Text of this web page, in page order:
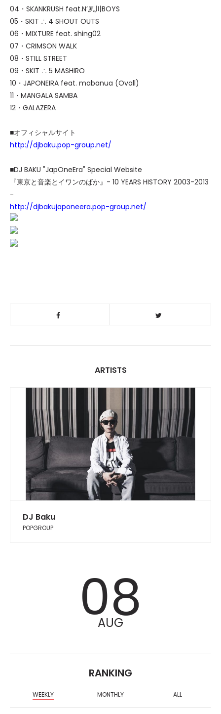
04・SKANKRUSH feat.N’夙川BOYS
05・SKIT ∴ 4 SHOUT OUTS
06・MIXTURE feat. shing02
07・CRIMSON WALK
08・STILL STREET
09・SKIT ∴ 5 MASHIRO
10・JAPONEIRA feat. mabanua (Ovall)
11・MANGALA SAMBA
12・GALAZERA
■オフィシャルサイト
http://djbaku.pop-group.net/
■DJ BAKU "JapOneEra" Special Website
『東京と音楽とイワンのばか』- 10 YEARS HISTORY 2003-2013
-
http://djbakujaponeera.pop-group.net/
ARTISTS
DJ Baku
POPGROUP
08
AUG
RANKING
WEEKLY MONTHLY ALL